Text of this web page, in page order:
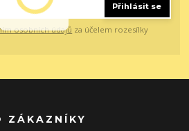
Přihlásit se
osobních údajů za účelem rozesílky
ZÁKAZNÍKY